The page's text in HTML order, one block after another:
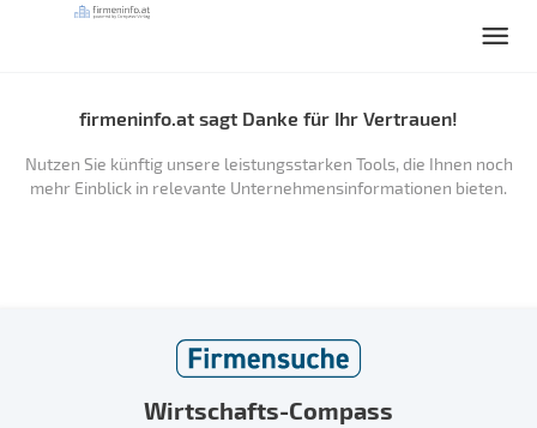
firmeninfo.at sagt Danke für Ihr Vertrauen!
Nutzen Sie künftig unsere leistungsstarken Tools, die Ihnen noch
mehr Einblick in relevante Unternehmensinformationen bieten.
Wirtschafts-Compass